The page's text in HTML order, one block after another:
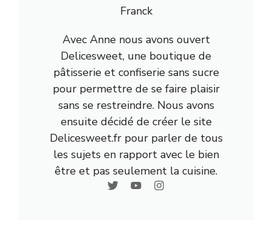
Franck
Avec Anne nous avons ouvert
Delicesweet, une boutique de
pâtisserie et confiserie sans sucre
pour permettre de se faire plaisir
sans se restreindre. Nous avons
ensuite décidé de créer le site
Delicesweet.fr pour parler de tous
les sujets en rapport avec le bien
être et pas seulement la cuisine.